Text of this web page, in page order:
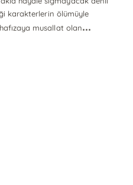
karakterlerin ölümüyle
musallat olan...